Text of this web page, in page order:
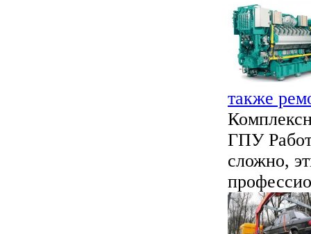
также
ГПУ
сложно,